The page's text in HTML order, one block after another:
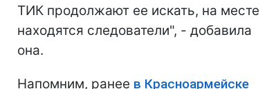
ТИК продолжают ее искать, на месте
находятся следователи", - добавила
она.
Напомним, ранее в Красноармейске